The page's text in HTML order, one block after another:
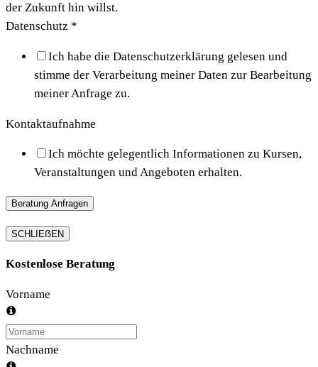
der Zukunft hin willst.
Datenschutz *
Ich habe die Datenschutzerklärung gelesen und
stimme der Verarbeitung meiner Daten zur Bearbeitung
meiner Anfrage zu.
Kontaktaufnahme
Ich möchte gelegentlich Informationen zu Kursen,
Veranstaltungen und Angeboten erhalten.
Beratung Anfragen
SCHLIEẞEN
Kostenlose Beratung
Vorname
Nachname